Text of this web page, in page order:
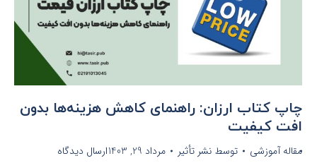
چاپ کتاب ارزان: راهنمای کاهش هزینه‌ها بدون
افت کیفیت
مقاله آموزشی توسط نشر تأثیر مرداد 29, 1403 ارسال دیدگاه